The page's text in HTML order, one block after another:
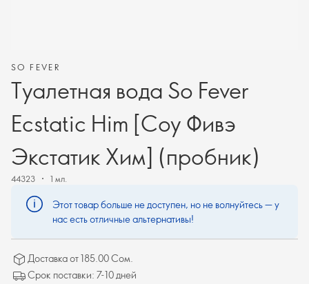
SO FEVER
Туалетная вода So Fever
Ecstatic Him [Соу Фивэ
Экстатик Хим] (пробник)
44323 1 мл.
Этот товар больше не доступен, но не волнуйтесь — у
нас есть отличные альтернативы!
Доставка от 185.00 Сом.
Срок поставки: 7-10 дней